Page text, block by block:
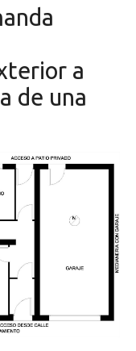
a
de una